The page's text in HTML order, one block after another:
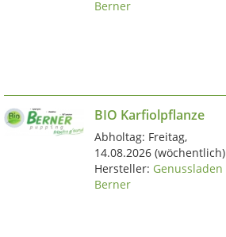
Berner
BIO Karfiolpflanze
Abholtag: Freitag,
14.08.2026(wöchentlich)
Hersteller: Genussladen
Berner